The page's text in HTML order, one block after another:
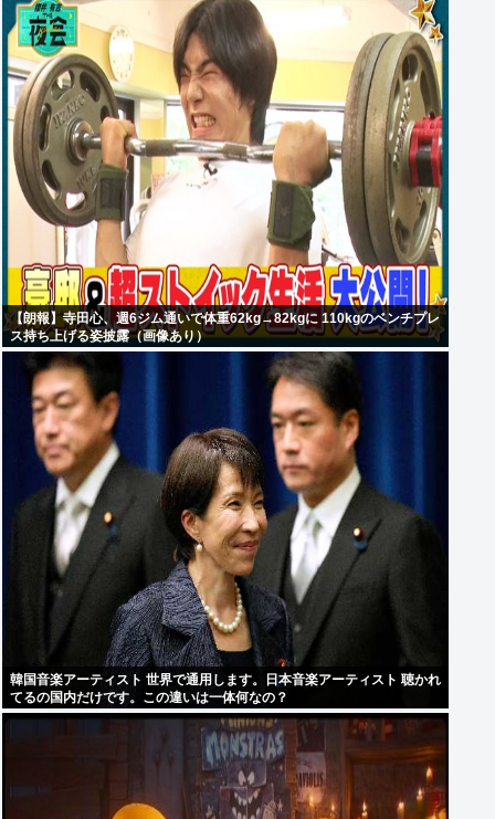
【朗報】寺田心、週6ジム通いで体重62kg→82kgに 110kgのベンチプレ
ス持ち上げる姿披露（画像あり）
韓国音楽アーティスト 世界で通用します。日本音楽アーティスト 聴かれ
てるの国内だけです。この違いは一体何なの？